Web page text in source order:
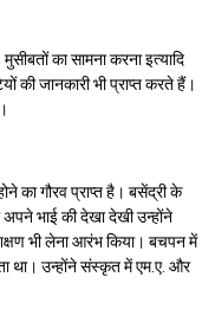
का सामना करना इत्यादि
की जानकारी भी प्राप्त करते हैं।
का गौरव प्राप्त है। बसेंद्री के
भाई की देखा देखी उन्होंने
भी लेना आरंभ किया। बचपन में
था। उन्होंने संस्कृत में एम.ए. और